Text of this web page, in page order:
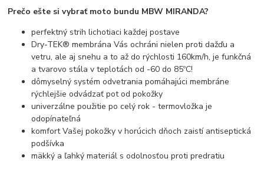
Prečo ešte si vybrať moto bundu MBW MIRANDA?
perfektný strih lichotiaci každej postave
Dry-TEK® membrána Vás ochráni nielen proti dažďu a
vetru, ale aj snehu a to až do rýchlosti 160km/h, je funkčná
a tvarovo stála v teplotách od -60 do 85ºC!
dômyselný systém odvetrania pomáhajúci membráne
rýchlejšie odvádzať pot od pokožky
univerzálne použitie po celý rok - termovložka je
odopínateľná
komfort Vašej pokožky v horúcich dňoch zaistí antiseptická
podšívka
mäkký a ľahký materiál s odolnosťou proti predratiu